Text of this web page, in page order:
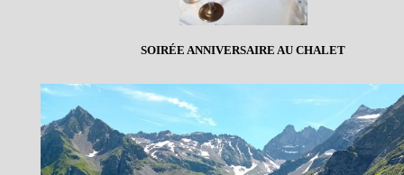
SOIRÉE ANNIVERSAIRE AU CHALET